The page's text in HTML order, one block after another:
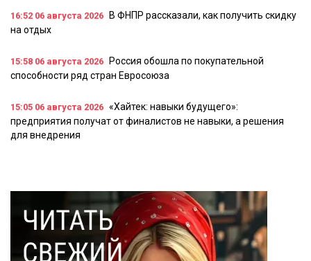
16:52 06 августа 2026
В ФНПР рассказали, как получить скидку
на отдых
15:58 06 августа 2026
Россия обошла по покупательной
способности ряд стран Евросоюза
15:05 06 августа 2026 «Хайтек: навыки будущего»:
предприятия получат от финалистов не навыки, а решения
для внедрения